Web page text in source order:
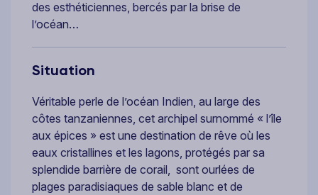
des esthéticiennes, bercés par la brise de
l’océan…
Situation
Véritable perle de l’océan Indien, au large des
côtes tanzaniennes, cet archipel surnommé « l’île
aux épices » est une destination de rêve où les
eaux cristallines et les lagons, protégés par sa
splendide barrière de corail, sont ourlées de
plages paradisiaques de sable blanc et de